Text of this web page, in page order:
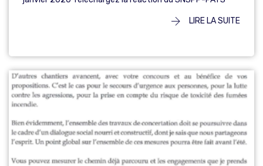
LIRE LA SUITE